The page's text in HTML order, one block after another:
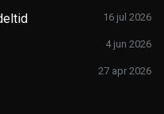
16 jul 2026
4 jun 2026
27 apr 2026